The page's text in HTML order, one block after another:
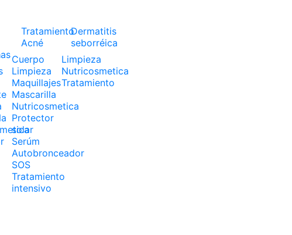
Tratamiento
Acné
Cuerpo
Limpieza
Maquillajes
Mascarilla
Nutricosmetica
Protector
solar
Serúm
Autobronceador
SOS
Tratamiento
intensivo
Dermatitis
seborréica
Limpieza
Nutricosmetica
Tratamiento